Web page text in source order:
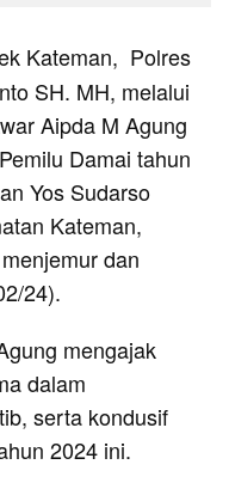
Kateman, Polres
SH. MH, melalui
Aipda M Agung
Damai tahun
Yos Sudarso
Kateman,
dan
24).
mengajak
dalam
serta kondusif
2024 ini.